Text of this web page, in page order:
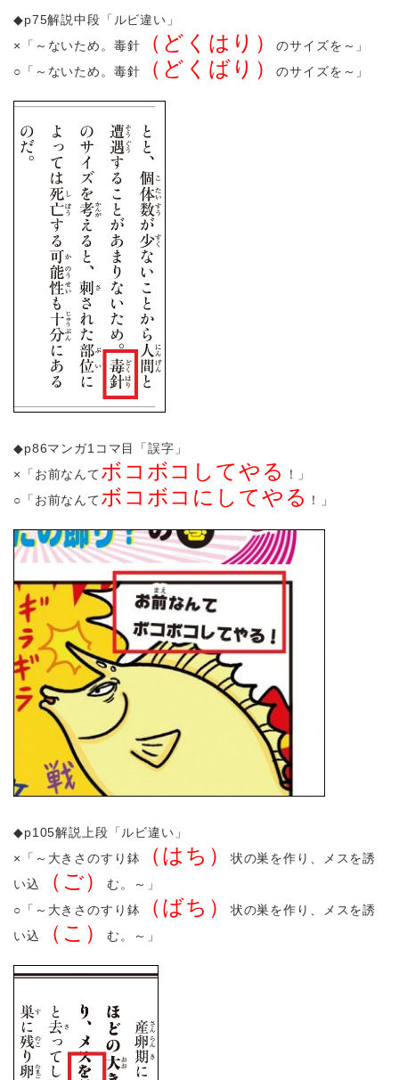
◆p75解説中段「ルビ違い」
×「～ないため。毒針
（どくはり）のサイズを～」
○「～ないため。毒針
（どくばり）のサイズを～」
◆p86マンガ1コマ目「誤字」
×「お前なんてボコボコしてやる
！」
○「お前なんてボコボコにしてやる ！」
◆p105解説上段「ルビ違い」
×「～大きさのすり鉢
（はち）
状の巣を作り、メスを誘
い込
（ご）む。～」
○「～大きさのすり鉢
（ばち）
状の巣を作り、メスを誘
い込
（こ）む。～」